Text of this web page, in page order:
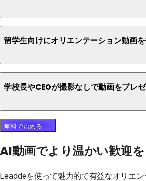
留学生向けにオリエンテーション動画
学校長やCEOが撮影なしで動画をプレ
無料で始める
AI動画でより温かい歓迎を
Leaddeを使って魅力的で有益なオリエ